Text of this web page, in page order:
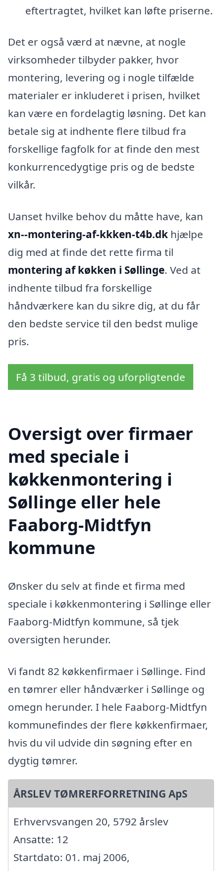
eftertragtet, hvilket kan løfte priserne.
Det er også værd at nævne, at nogle
virksomheder tilbyder pakker, hvor
montering, levering og i nogle tilfælde
materialer er inkluderet i prisen, hvilket
kan være en fordelagtig løsning. Det kan
betale sig at indhente flere tilbud fra
forskellige fagfolk for at finde den mest
konkurrencedygtige pris og de bedste
vilkår.
Uanset hvilke behov du måtte have, kan
xn--montering-af-kkken-t4b.dk hjælpe
dig med at finde det rette firma til
montering af køkken i Søllinge. Ved at
indhente tilbud fra forskellige
håndværkere kan du sikre dig, at du får
den bedste service til den bedst mulige
pris.
Få 3 tilbud, gratis og uforpligtende
Oversigt over firmaer
med speciale i
køkkenmontering i
Søllinge eller hele
Faaborg-Midtfyn
kommune
Ønsker du selv at finde et firma med
speciale i køkkenmontering i Søllinge eller
Faaborg-Midtfyn kommune, så tjek
oversigten herunder.
Vi fandt 82 køkkenfirmaer i Søllinge. Find
en tømrer eller håndværker i Søllinge og
omegn herunder. I hele Faaborg-Midtfyn
kommunefindes der flere køkkenfirmaer,
hvis du vil udvide din søgning efter en
dygtig tømrer.
ÅRSLEV TØMRERFORRETNING ApS
Erhvervsvangen 20, 5792 årslev
Ansatte: 12
Startdato: 01. maj 2006,